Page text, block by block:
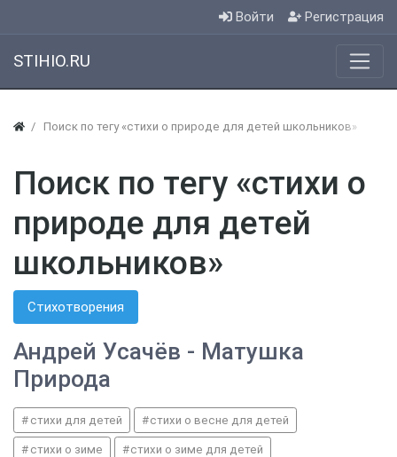
Войти Регистрация
STIHIO.RU
Поиск по тегу «стихи о природе для детей школьников»
Поиск по тегу «стихи о
природе для детей
школьников»
Стихотворения
Андрей Усачёв - Матушка
Природа
стихи для детей стихи о весне для детей
стихи о зиме стихи о зиме для детей